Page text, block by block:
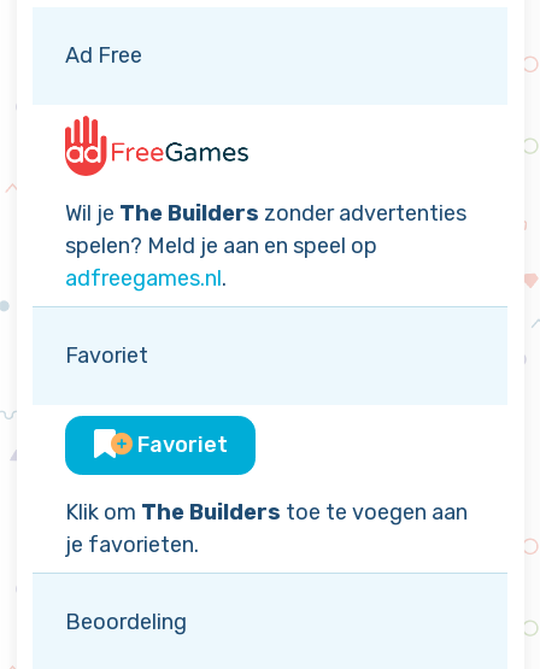
Ad Free
Wil je The Builders zonder advertenties
spelen? Meld je aan en speel op
adfreegames.nl.
Favoriet
Favoriet
Klik om The Builders toe te voegen aan
je favorieten.
Beoordeling